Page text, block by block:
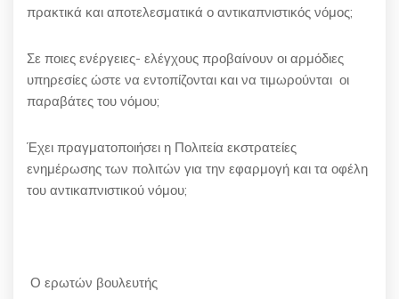
πρακτικά και αποτελεσματικά ο αντικαπνιστικός νόμος;
Σε ποιες ενέργειες- ελέγχους προβαίνουν οι αρμόδιες
υπηρεσίες ώστε να εντοπίζονται και να τιμωρούνται οι
παραβάτες του νόμου;
Έχει πραγματοποιήσει η Πολιτεία εκστρατείες
ενημέρωσης των πολιτών για την εφαρμογή και τα οφέλη
του αντικαπνιστικού νόμου;
Ο ερωτών βουλευτής